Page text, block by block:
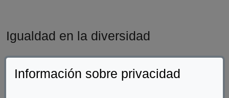
Información sobre privacidad
Igualdad en la diversidad